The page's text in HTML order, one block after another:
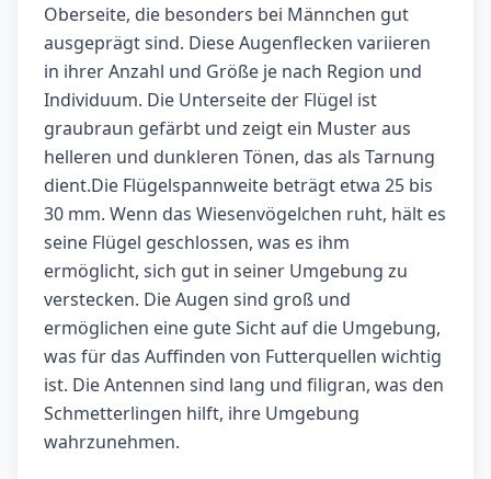
Oberseite, die besonders bei Männchen gut
ausgeprägt sind. Diese Augenflecken variieren
in ihrer Anzahl und Größe je nach Region und
Individuum. Die Unterseite der Flügel ist
graubraun gefärbt und zeigt ein Muster aus
helleren und dunkleren Tönen, das als Tarnung
dient.Die Flügelspannweite beträgt etwa 25 bis
30 mm. Wenn das Wiesenvögelchen ruht, hält es
seine Flügel geschlossen, was es ihm
ermöglicht, sich gut in seiner Umgebung zu
verstecken. Die Augen sind groß und
ermöglichen eine gute Sicht auf die Umgebung,
was für das Auffinden von Futterquellen wichtig
ist. Die Antennen sind lang und filigran, was den
Schmetterlingen hilft, ihre Umgebung
wahrzunehmen.